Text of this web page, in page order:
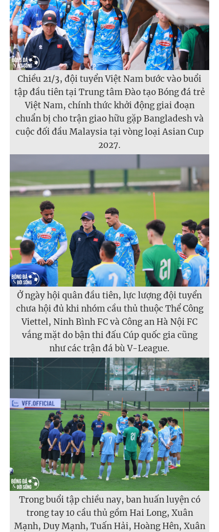
Chiều 21/3, đội tuyển Việt Nam bước vào buổi
tập đầu tiên tại Trung tâm Đào tạo Bóng đá trẻ
Việt Nam, chính thức khởi động giai đoạn
chuẩn bị cho trận giao hữu gặp Bangladesh và
cuộc đối đầu Malaysia tại vòng loại Asian Cup
2027.
Ở ngày hội quân đầu tiên, lực lượng đội tuyển
chưa hội đủ khi nhóm cầu thủ thuộc Thể Công
Viettel, Ninh Bình FC và Công an Hà Nội FC
vắng mặt do bận thi đấu Cúp quốc gia cũng
như các trận đá bù V-League.
Trong buổi tập chiều nay, ban huấn luyện có
trong tay 10 cầu thủ gồm Hai Long, Xuân
Mạnh, Duy Mạnh, Tuấn Hải, Hoàng Hên, Xuân